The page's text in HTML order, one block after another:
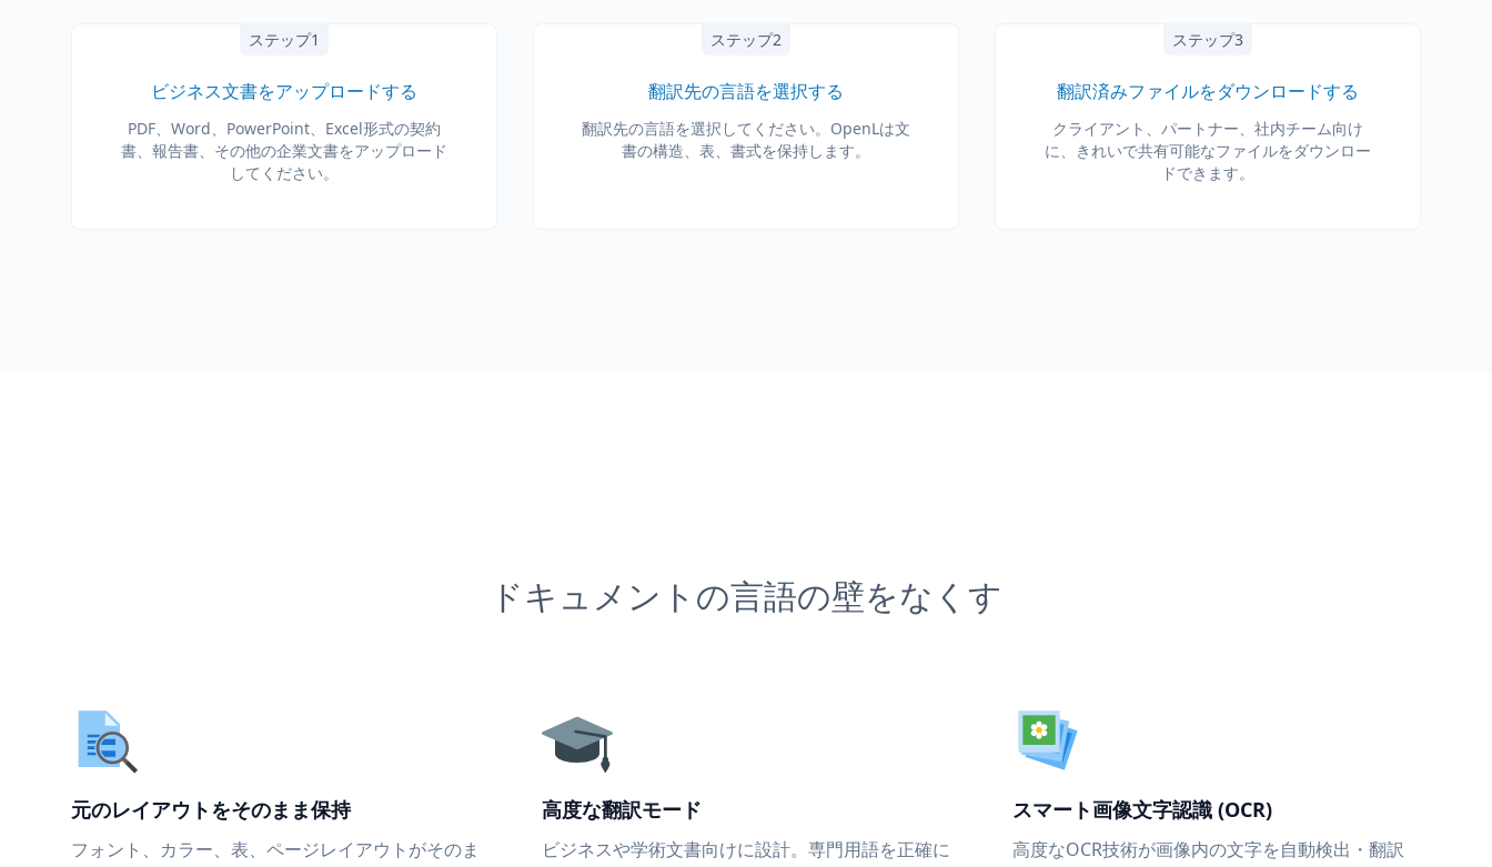
ステップ1
ビジネス文書をアップロードする
PDF、Word、PowerPoint、Excel形式の契約
書、報告書、その他の企業文書をアップロード
してください。
ステップ2
翻訳先の言語を選択する
翻訳先の言語を選択してください。OpenLは文
書の構造、表、書式を保持します。
ステップ3
翻訳済みファイルをダウンロードする
クライアント、パートナー、社内チーム向け
に、きれいで共有可能なファイルをダウンロー
ドできます。
ドキュメントの言語の壁をなくす
元のレイアウトをそのまま保持
フォント、カラー、表、ページレイアウトがそのま
高度な翻訳モード
ビジネスや学術文書向けに設計。専門用語を正確に
スマート画像文字認識 (OCR)
高度なOCR技術が画像内の文字を自動検出・翻訳